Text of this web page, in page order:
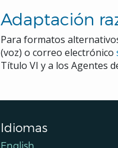
Adaptación
Para formatos
(voz) o correo electrónico
Título VI y a los Agentes
Idiomas
English